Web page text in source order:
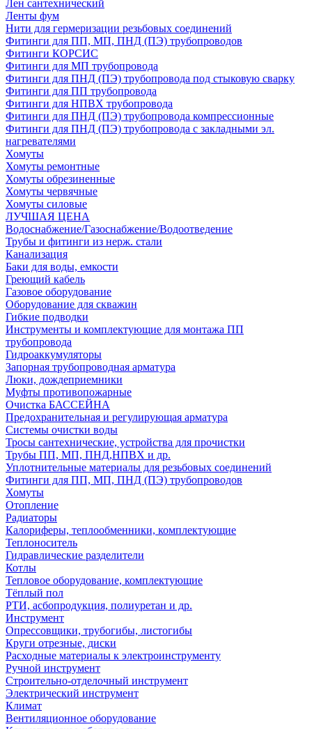
Лен сантехнический
Ленты фум
Нити для гермеризации резьбовых соединений
Фитинги для ПП, МП, ПНД (ПЭ) трубопроводов
Фитинги КОРСИС
Фитинги для МП трубопровода
Фитинги для ПНД (ПЭ) трубопровода под стыковую сварку
Фитинги для ПП трубопровода
Фитинги для НПВХ трубопровода
Фитинги для ПНД (ПЭ) трубопровода компрессионные
Фитинги для ПНД (ПЭ) трубопровода с закладными эл.
нагревателями
Хомуты
Хомуты ремонтные
Хомуты обрезиненные
Хомуты червячные
Хомуты силовые
ЛУЧШАЯ ЦЕНА
Водоснабжение/Газоснабжение/Водоотведение
Трубы и фитинги из нерж. стали
Канализация
Баки для воды, емкости
Греющий кабель
Газовое оборудование
Оборудование для скважин
Гибкие подводки
Инструменты и комплектующие для монтажа ПП
трубопровода
Гидроаккумуляторы
Запорная трубопроводная арматура
Люки, дождеприемники
Муфты противопожарные
Очистка БАССЕЙНА
Предохранительная и регулирующая арматура
Системы очистки воды
Тросы сантехнические, устройства для прочистки
Трубы ПП, МП, ПНД,НПВХ и др.
Уплотнительные материалы для резьбовых соединений
Фитинги для ПП, МП, ПНД (ПЭ) трубопроводов
Хомуты
Отопление
Радиаторы
Калориферы, теплообменники, комплектующие
Теплоноситель
Гидравлические разделители
Котлы
Тепловое оборудование, комплектующие
Тёплый пол
РТИ, асбопродукция, полиуретан и др.
Инструмент
Опрессовщики, трубогибы, листогибы
Круги отрезные, диски
Расходные материалы к электроинструменту
Ручной инструмент
Строительно-отделочный инструмент
Электрический инструмент
Климат
Вентиляционное оборудование